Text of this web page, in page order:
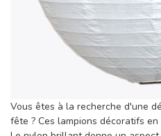
Vous êtes à la recherche d'une
fête ? Ces lampions décoratifs